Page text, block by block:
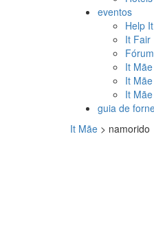
eventos
Help
It Fair
It
It
It
guia de
It Mãe > namorido